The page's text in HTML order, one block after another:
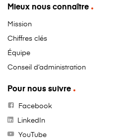
Mieux nous connaître
Mission
Chiffres clés
Équipe
Conseil d’administration
Pour nous suivre
Facebook
LinkedIn
YouTube